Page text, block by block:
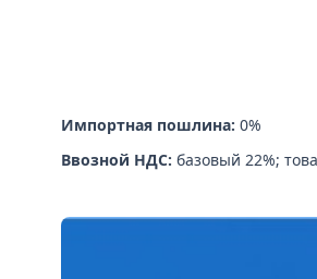
Импортная пошлина: 0%
Ввозной НДС: базовый 22%;